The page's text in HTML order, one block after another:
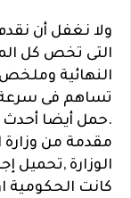
ولا نغفل أن
التى تخص كل
النهائية
تساهم فى سرعة
.حمل أيضا أحدث
مقدمة من وزارة
الوزارة ,تحميل
كانت الحكومية